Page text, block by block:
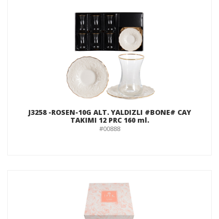
J3258 -ROSEN-10G ALT. YALDIZLI #BONE# CAY
TAKIMI 12 PRC 160 ml.
#00888